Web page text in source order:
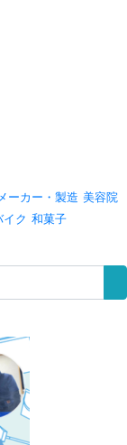
メーカー・製造 美容院
イク 和菓子